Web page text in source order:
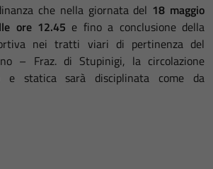
che nella giornata del 18 maggio
ore 12.45 e fino a conclusione della
nei tratti viari di pertinenza del
– Fraz. di Stupinigi, la circolazione
e statica sarà disciplinata come da